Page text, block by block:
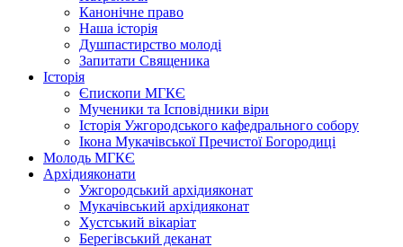
Канонічне право
Наша історія
Душпастирство молоді
Запитати Священика
Історія
Єпископи МГКЄ
Мученики та Ісповідники віри
Історія Ужгородського кафедрального собору
Ікона Мукачівської Пречистої Богородиці
Молодь МГКЄ
Архідияконати
Ужгородський архідияконат
Мукачівський архідияконат
Хустський вікаріат
Берегівський деканат